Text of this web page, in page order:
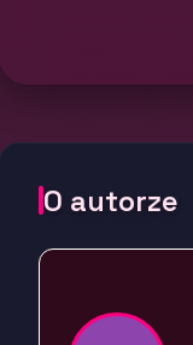
O autorze